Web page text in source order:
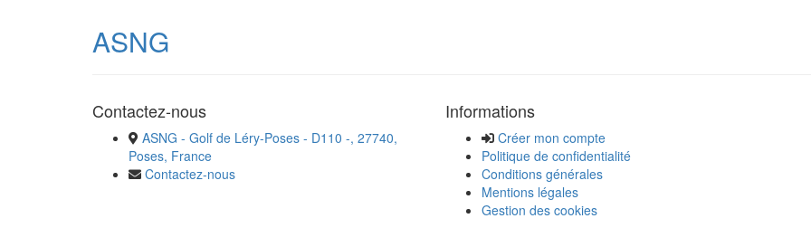
ASNG
Contactez-nous
ASNG - Golf de Léry-Poses - D110 -, 27740,
Poses, France
Contactez-nous
Informations
Créer mon compte
Politique de confidentialité
Conditions générales
Mentions légales
Gestion des cookies